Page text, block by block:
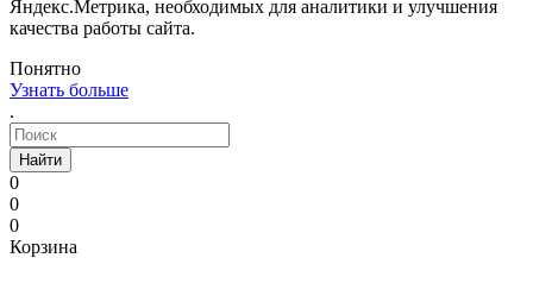
Яндекс.Метрика, необходимых для аналитики и улучшения
качества работы сайта.
Понятно
Узнать больше
.
Найти
0
0
0
Корзина